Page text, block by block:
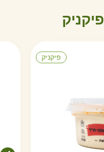
פיקניק
פיקניק